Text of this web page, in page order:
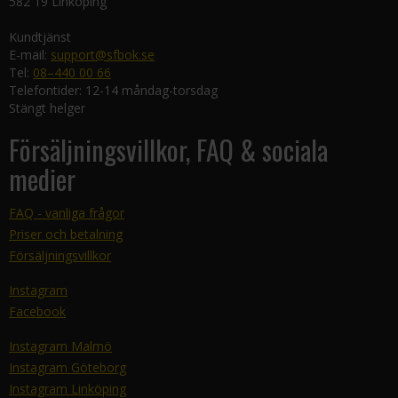
Kundtjänst
E-mail: support@sfbok.se
Tel: 08–440 00 66
Telefontider: 12-14 måndag-torsdag
Stängt helger
Försäljningsvillkor, FAQ & sociala
medier
FAQ - vanliga frågor
Priser och betalning
Försäljningsvillkor
Instagram
Facebook
Instagram Malmö
Instagram Göteborg
Instagram Linköping